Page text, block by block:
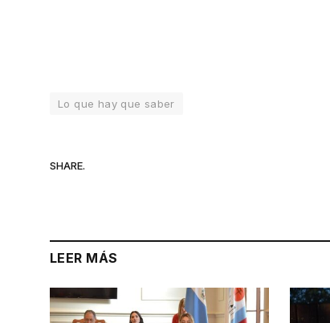
Lo que hay que saber
SHARE.
LEER MÁS